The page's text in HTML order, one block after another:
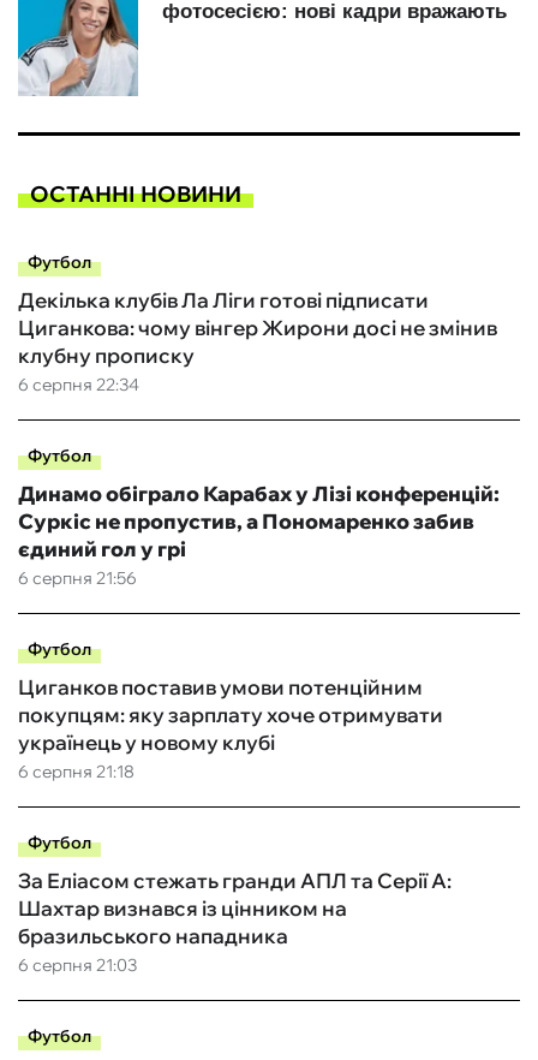
ОСТАННІ НОВИНИ
Футбол
6 серпня 22:34
Декілька клубів Ла Ліги готові підписати
Циганкова: чому вінгер Жирони досі не змінив
клубну прописку
Футбол
6 серпня 21:56
Динамо обіграло Карабах у Лізі конференцій:
Суркіс не пропустив, а Пономаренко забив
єдиний гол у грі
Футбол
6 серпня 21:18
Циганков поставив умови потенційним
покупцям: яку зарплату хоче отримувати
українець у новому клубі
Футбол
6 серпня 21:03
За Еліасом стежать гранди АПЛ та Серії А:
Шахтар визнався із цінником на
бразильського нападника
Футбол